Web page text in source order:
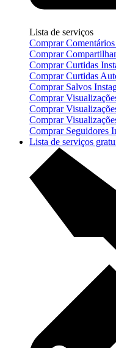
Lista de serviços
Comprar
Comprar
Comprar Curtidas
Comprar Curtidas
Comprar Salvos
Comprar
Comprar
Comprar
Comprar Seguidores
Lista de serviços